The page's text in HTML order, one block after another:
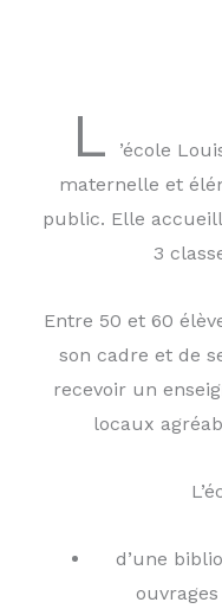
L
’école
maternelle et
public. Elle
3
Entre 50 et 60
son cadre et de
recevoir un
locaux
d’une